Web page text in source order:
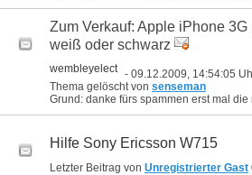
Zum Verkauf: Apple iPhone
weiß oder schwarz
wembleyelect - 09.12.2009, 14:54:05
Thema gelöscht von senseman
Hilfe Sony Ericsson W715
Letzter Beitrag von Unregistrierter Gast